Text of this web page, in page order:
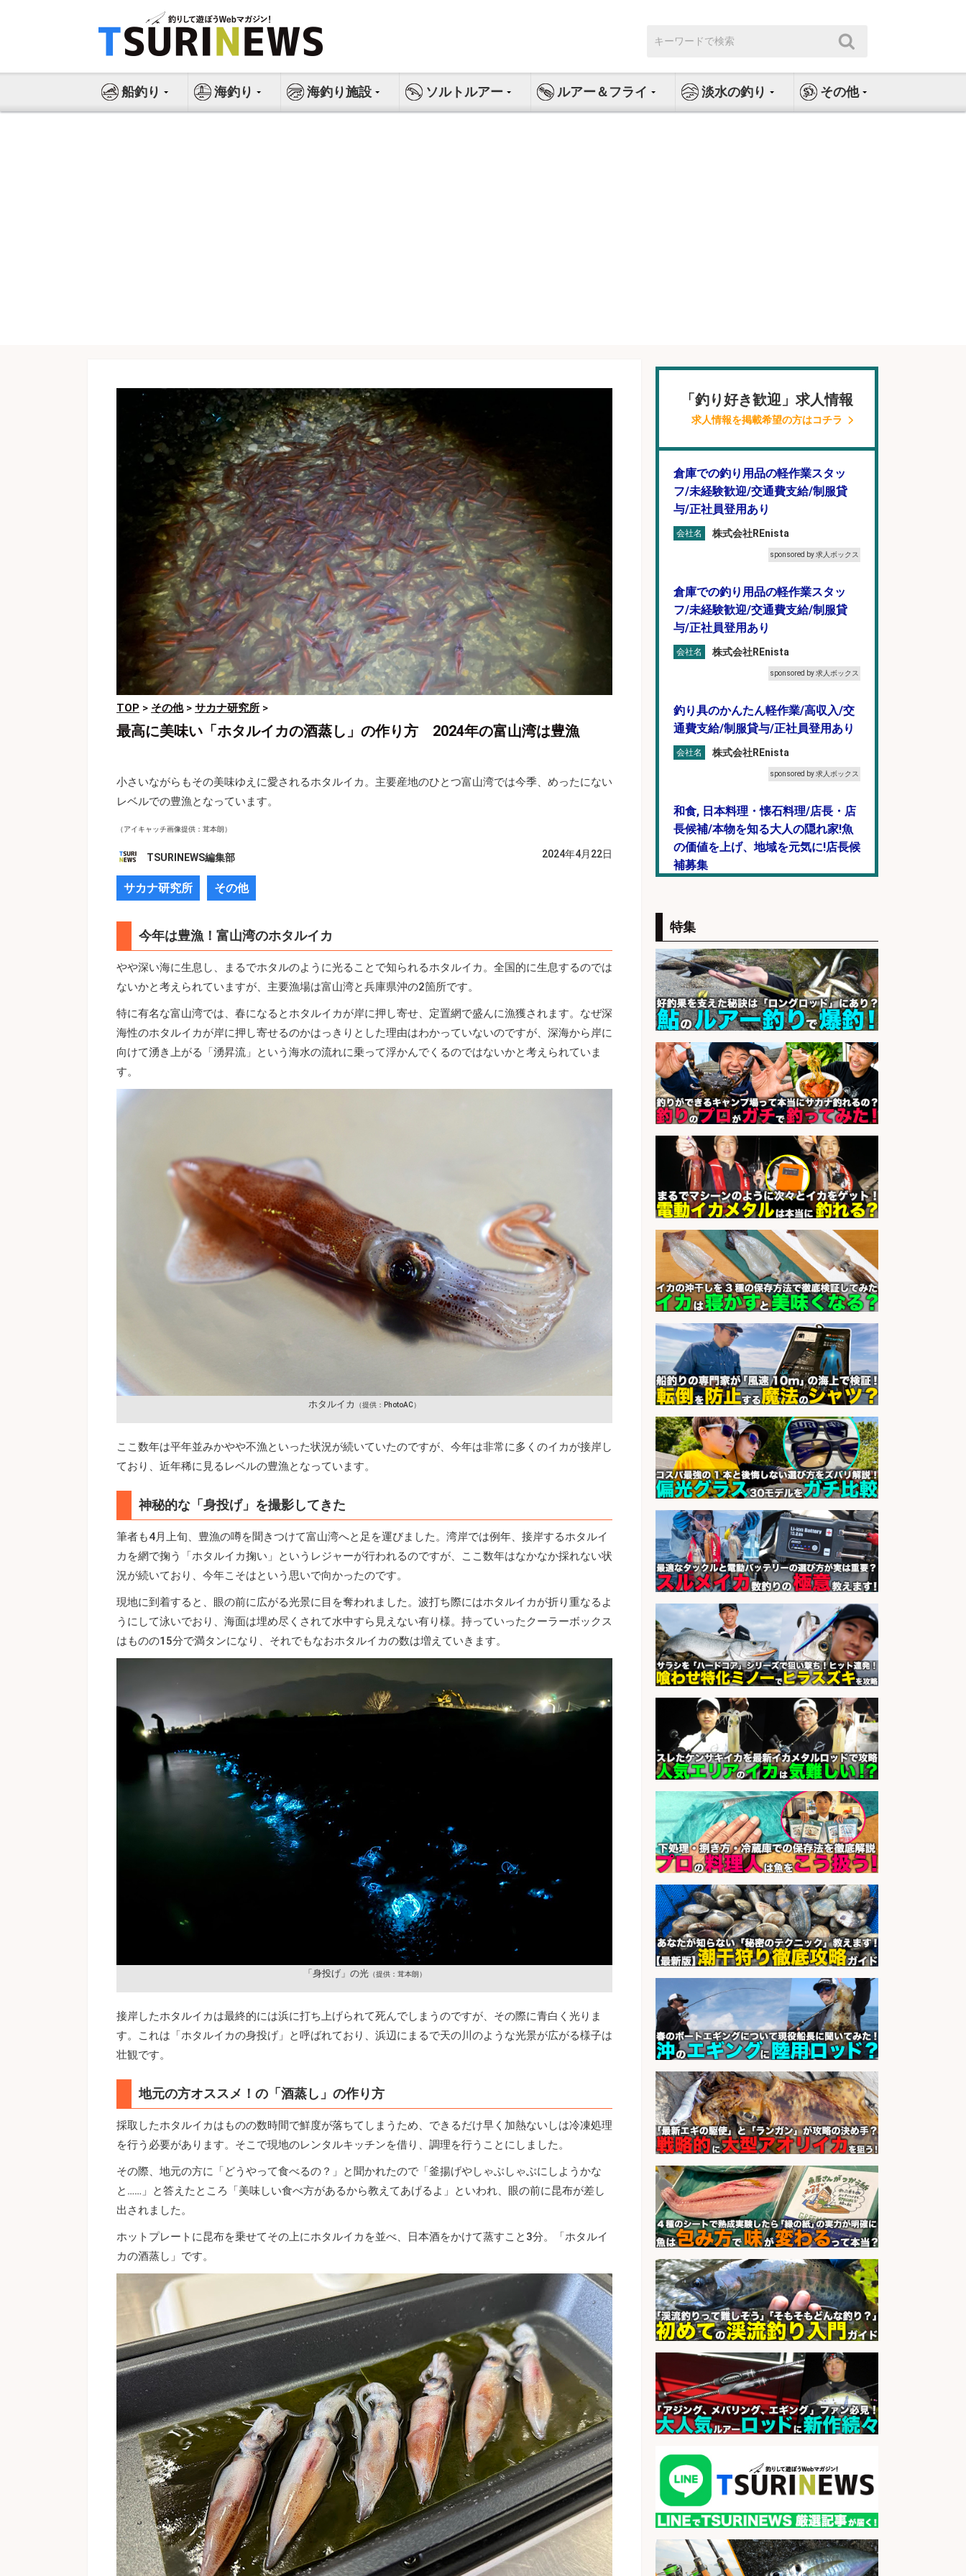
ス
索:
船釣り 海釣り 海釣り施設 ソルトルアー ルアー＆フライ 淡水の釣り その他
TOP > その他> サカナ研究所 >
最高に美味い「ホタルイカの酒蒸し」の作り方 2024年の富山湾は豊漁
小さいながらもその美味ゆえに愛されるホタルイカ。主要産地のひとつ富山湾では今季、めったにない
レベルでの豊漁となっています。
（アイキャッチ画像提供：茸本朗）
TSURINEWS編集部 2024年4月22日
サカナ研究所 その他
今年は豊漁！富山湾のホタルイカ
やや深い海に生息し、まるでホタルのように光ることで知られるホタルイカ。全国的に生息するのでは
ないかと考えられていますが、主要漁場は富山湾と兵庫県沖の2箇所です。
特に有名な富山湾では、春になるとホタルイカが岸に押し寄せ、定置網で盛んに漁獲されます。なぜ深
海性のホタルイカが岸に押し寄せるのかはっきりとした理由はわかっていないのですが、深海から岸に
向けて湧き上がる「湧昇流」という海水の流れに乗って浮かんでくるのではないかと考えられていま
す。
ホタルイカ （提供：PhotoAC）
ここ数年は平年並みかやや不漁といった状況が続いていたのですが、今年は非常に多くのイカが接岸し
ており、近年稀に見るレベルの豊漁となっています。
神秘的な「身投げ」を撮影してきた
筆者も4月上旬、豊漁の噂を聞きつけて富山湾へと足を運びました。湾岸では例年、接岸するホタルイ
カを網で掬う「ホタルイカ掬い」というレジャーが行われるのですが、ここ数年はなかなか採れない状
況が続いており、今年こそはという思いで向かったのです。
現地に到着すると、眼の前に広がる光景に目を奪われました。波打ち際にはホタルイカが折り重なるよ
うにして泳いでおり、海面は埋め尽くされて水中すら見えない有り様。持っていったクーラーボックス
はものの15分で満タンになり、それでもなおホタルイカの数は増えていきます。
「身投げ」の光（提供：茸本朗）
接岸したホタルイカは最終的には浜に打ち上げられて死んでしまうのですが、その際に青白く光りま
す。これは「ホタルイカの身投げ」と呼ばれており、浜辺にまるで天の川のような光景が広がる様子は
壮観です。
地元の方オススメ！の「酒蒸し」の作り方
採取したホタルイカはものの数時間で鮮度が落ちてしまうため、できるだけ早く加熱ないしは冷凍処理
を行う必要があります。そこで現地のレンタルキッチンを借り、調理を行うことにしました。
その際、地元の方に「どうやって食べるの？」と聞かれたので「釜揚げやしゃぶしゃぶにしようかな
と……」と答えたところ「美味しい食べ方があるから教えてあげるよ」といわれ、眼の前に昆布が差し
出されました。
ホットプレートに昆布を乗せてその上にホタルイカを並べ、日本酒をかけて蒸すこと3分。「ホタルイ
カの酒蒸し」です。
「釣り好き歓迎」求人情報
求人情報を掲載希望の方はコチラ
倉庫での釣り用品の軽作業スタッ
フ/未経験歓迎/交通費支給/制服貸
与/正社員登用あり
会社名 株式会社REnista
sponsored by 求人ボックス
倉庫での釣り用品の軽作業スタッ
フ/未経験歓迎/交通費支給/制服貸
与/正社員登用あり
会社名 株式会社REnista
sponsored by 求人ボックス
釣り具のかんたん軽作業/高収入/交
通費支給/制服貸与/正社員登用あり
会社名 株式会社REnista
sponsored by 求人ボックス
和食, 日本料理・懐石料理/店長・店
長候補/本物を知る大人の隠れ家!魚
の価値を上げ、地域を元気に!店長候
補募集
和食, 居酒屋/キッチンスタッフ/天草
の魚と馬刺しの店 キッチンスタッフ
正社員募集
会社名
天草の魚と馬刺しの店 魚粋 天草
の魚と馬刺しの店 魚粋
sponsored by 求人ボックス
釣り具メーカーでの釣り竿の設計開
発業務
会社名 株式会社天龍
sponsored by 求人ボックス
釣り具のかんたん軽作業/高収入/交
通費支給/制服貸与/正社員登用あり
株式会社REnista
sponsored by 求人ボックス
和食, 居酒屋/調理見習い・調理補助/
新鮮な魚料理×おでんの和食居酒屋
の若手スタッフ
会社名 サカナのハチベエ 矢場町店
sponsored by 求人ボックス
未経験歓迎/釣り具メーカーでのル
ート営業/釣りや釣具などの知識必
須/残業なし
会社名 株式会社天龍
sponsored by 求人ボックス
居酒屋/料理長・料理長候補/扱う魚
は鮮度抜群!大衆酒場で元気に働く料
理長候補を募集
会社名 アカマル屋鮮魚店 溝の口店
さらに求人情報を見る
特集